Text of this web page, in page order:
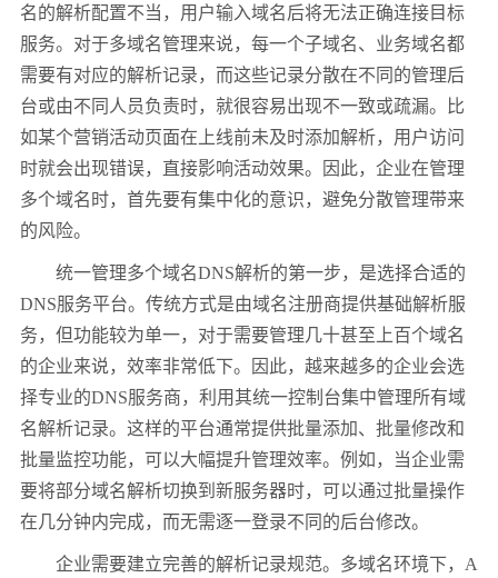
名的解析配置不当，用户输入域名后将无法正确连接目标
服务。对于多域名管理来说，每一个子域名、业务域名都
需要有对应的解析记录，而这些记录分散在不同的管理后
台或由不同人员负责时，就很容易出现不一致或疏漏。比
如某个营销活动页面在上线前未及时添加解析，用户访问
时就会出现错误，直接影响活动效果。因此，企业在管理
多个域名时，首先要有集中化的意识，避免分散管理带来
的风险。
统一管理多个域名DNS解析的第一步，是选择合适的
DNS服务平台。传统方式是由域名注册商提供基础解析服
务，但功能较为单一，对于需要管理几十甚至上百个域名
的企业来说，效率非常低下。因此，越来越多的企业会选
择专业的DNS服务商，利用其统一控制台集中管理所有域
名解析记录。这样的平台通常提供批量添加、批量修改和
批量监控功能，可以大幅提升管理效率。例如，当企业需
要将部分域名解析切换到新服务器时，可以通过批量操作
在几分钟内完成，而无需逐一登录不同的后台修改。
企业需要建立完善的解析记录规范。多域名环境下，A